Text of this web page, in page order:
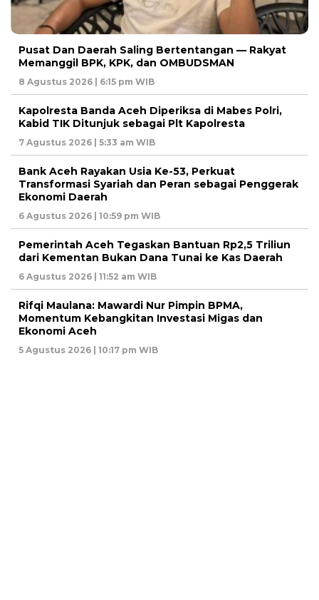
Pusat Dan Daerah Saling Bertentangan — Rakyat
Memanggil BPK, KPK, dan OMBUDSMAN
8 Agustus 2026 | 6:15 pm WIB
Kapolresta Banda Aceh Diperiksa di Mabes Polri,
Kabid TIK Ditunjuk sebagai Plt Kapolresta
7 Agustus 2026 | 5:33 am WIB
Bank Aceh Rayakan Usia Ke-53, Perkuat
Transformasi Syariah dan Peran sebagai Penggerak
Ekonomi Daerah
6 Agustus 2026 | 10:59 pm WIB
Pemerintah Aceh Tegaskan Bantuan Rp2,5 Triliun
dari Kementan Bukan Dana Tunai ke Kas Daerah
6 Agustus 2026 | 11:52 am WIB
Rifqi Maulana: Mawardi Nur Pimpin BPMA,
Momentum Kebangkitan Investasi Migas dan
Ekonomi Aceh
5 Agustus 2026 | 10:17 pm WIB